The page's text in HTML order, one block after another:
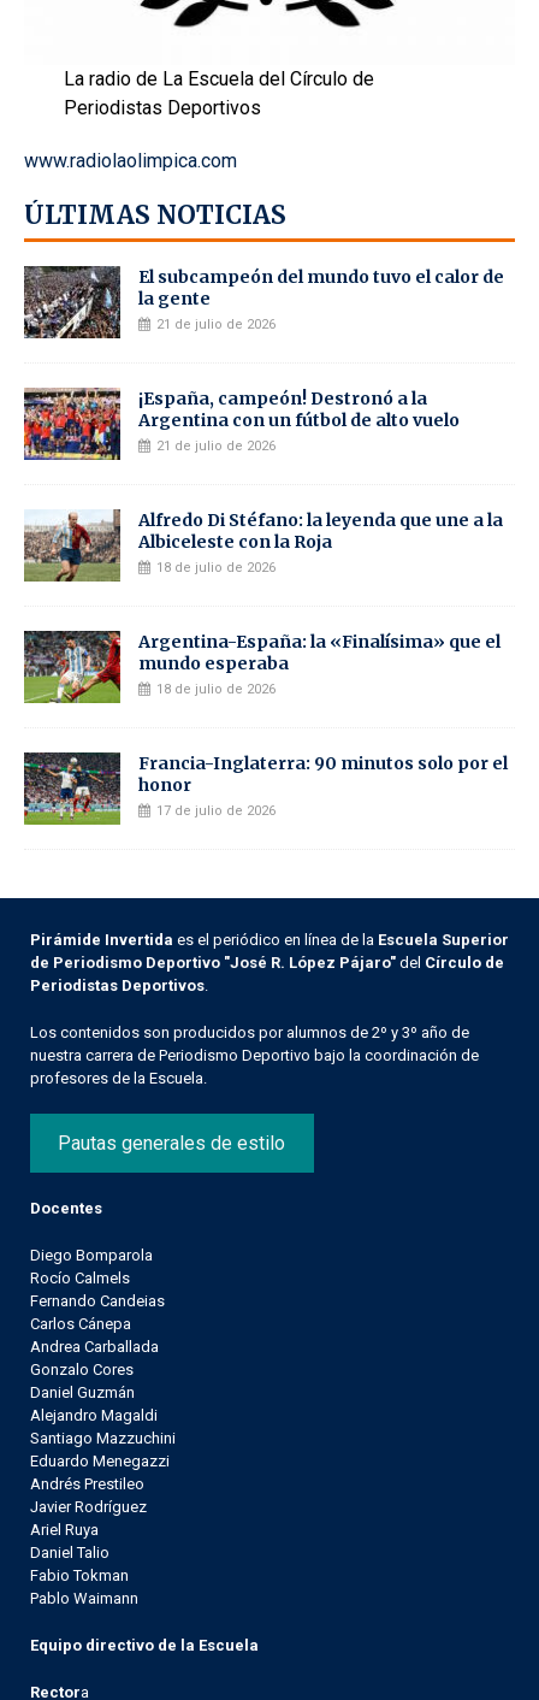
La radio de La Escuela del Círculo de
Periodistas Deportivos
www.radiolaolimpica.com
ÚLTIMAS NOTICIAS
El subcampeón del mundo tuvo el calor de
la gente
21 de julio de 2026
¡España, campeón! Destronó a la
Argentina con un fútbol de alto vuelo
21 de julio de 2026
Alfredo Di Stéfano: la leyenda que une a la
Albiceleste con la Roja
18 de julio de 2026
Argentina-España: la «Finalísima» que el
mundo esperaba
18 de julio de 2026
Francia-Inglaterra: 90 minutos solo por el
honor
17 de julio de 2026
Pirámide Invertida es el periódico en línea de la Escuela Superior
de Periodismo Deportivo "José R. López Pájaro" del Círculo de
Periodistas Deportivos
Los contenidos son producidos por alumnos de 2º y 3º año de
nuestra carrera de Periodismo Deportivo bajo la coordinación de
profesores de la Escuela.
Pautas generales de estilo
Docentes
Diego Bomparola
Rocío Calmels
Fernando Candeias
Carlos Cánepa
Andrea Carballada
Gonzalo Cores
Daniel Guzmán
Alejandro Magaldi
Santiago Mazzuchini
Eduardo Menegazzi
Andrés Prestileo
Javier Rodríguez
Ariel Ruya
Daniel Talio
Fabio Tokman
Pablo Waimann
Equipo directivo de la Escuela
Rectora